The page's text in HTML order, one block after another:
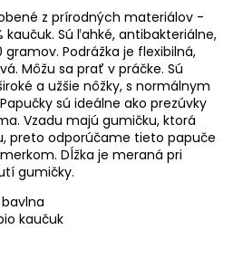
z prírodných materiálov -
kaučuk. Sú ľahké, antibakteriálne,
Podrážka je flexibilná,
Môžu sa prať v práčke. Sú
a užšie nôžky, s normálnym
sú ideálne ako prezúvky
Vzadu majú gumičku, ktorá
preto odporúčame tieto papuče
Dĺžka je meraná pri
gumičky.
bavlna
kaučuk